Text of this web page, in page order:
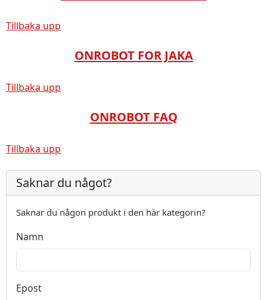
Tillbaka upp
ONROBOT FOR JAKA
Tillbaka upp
ONROBOT FAQ
Tillbaka upp
Saknar du något?
Saknar du någon produkt i den här kategorin?
Namn
Epost